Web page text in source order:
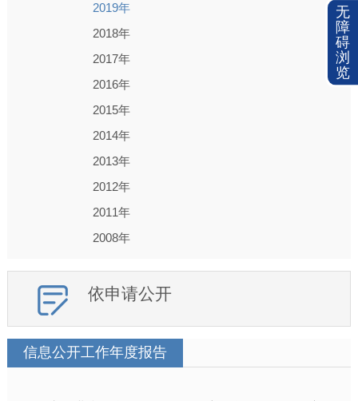
2019年
2018年
2017年
2016年
2015年
2014年
2013年
2012年
2011年
2008年
依申请公开
信息公开工作年度报告
无
障
碍
浏
览